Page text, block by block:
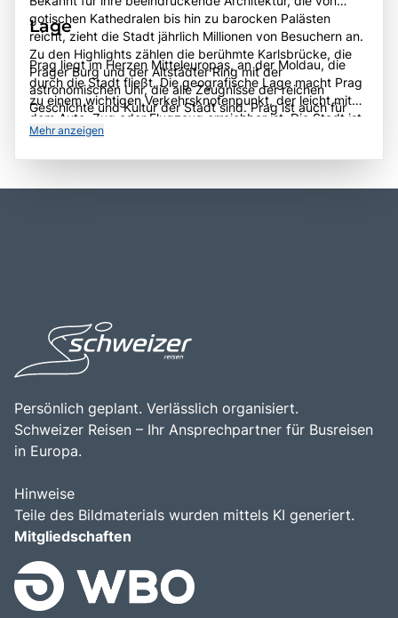
gotischen Kathedralen bis hin zu barocken Palästen
reicht, zieht die Stadt jährlich Millionen von Besuchern an.
Zu den Highlights zählen die berühmte Karlsbrücke, die
Prager Burg und der Altstädter Ring mit der
astronomischen Uhr, die alle Zeugnisse der reichen
Geschichte und Kultur der Stadt sind. Prag ist auch für
seine lebendige Atmosphäre, die zahlreichen Cafés,
Stadt hat eine bewegte Geschichte, die bis ins 9.
Lage
Prag liegt im Herzen Mitteleuropas, an der Moldau, die
durch die Stadt fließt. Die geografische Lage macht Prag
zu einem wichtigen Verkehrsknotenpunkt, der leicht mit
dem Auto, Zug oder Flugzeug erreichbar ist. Die Stadt ist
von malerischen Hügeln umgeben und bietet
deutschen Grenze entfernt und liegt in der Nähe anderer
Mehr anzeigen
Persönlich geplant. Verlässlich organisiert.
Schweizer Reisen – Ihr Ansprechpartner für Busreisen
in Europa.
Hinweise
Teile des Bildmaterials wurden mittels KI generiert.
Mitgliedschaften